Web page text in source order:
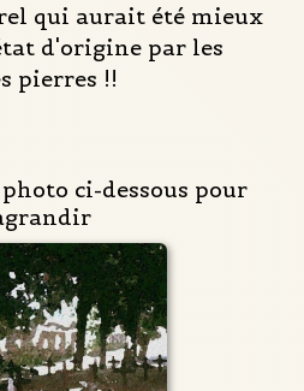
qui aurait été mieux
d'origine par les
pierres !!
ci-dessous pour